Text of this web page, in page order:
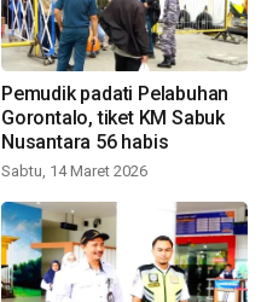
Pemudik padati Pelabuhan
Gorontalo, tiket KM Sabuk
Nusantara 56 habis
Sabtu, 14 Maret 2026